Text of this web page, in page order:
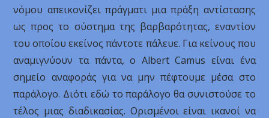
νόμου απεικονίζει πράγματι μια πράξη αντίστασης
ως προς το σύστημα της βαρβαρότητας, εναντίον
του οποίου εκείνος πάντοτε πάλευε. Για κείνους που
αναμιγνύουν τα πάντα, ο Albert Camus είναι ένα
σημείο αναφοράς για να μην πέφτουμε μέσα στο
παράλογο. Διότι εδώ το παράλογο θα συνιστούσε το
τέλος μιας διαδικασίας. Ορισμένοι είναι ικανοί να